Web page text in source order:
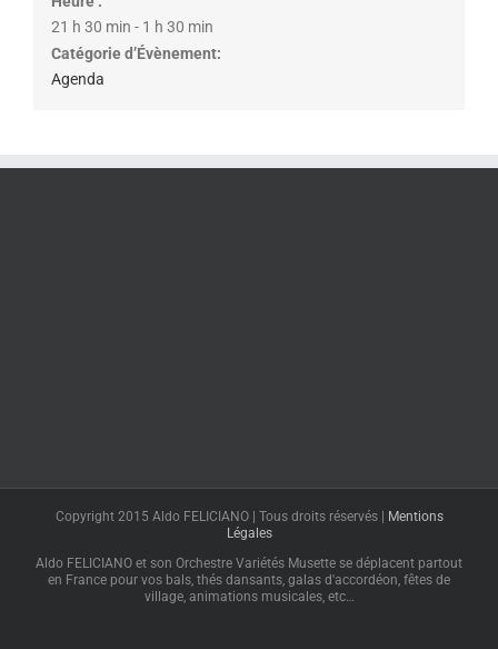
21 h 30 min - 1 h 30 min
Catégorie d’Évènement:
Agenda
Copyright 2015 Aldo FELICIANO | Tous droits réservés |
Mentions
Légales
Aldo FELICIANO et son Orchestre Variétés Musette se déplacent partout
en France pour vos bals, thés dansants, galas d'accordéon, fêtes de
village, animations musicales, etc…